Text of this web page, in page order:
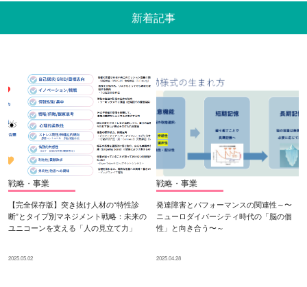
新着記事
戦略・事業
【完全保存版】突き抜け人材の“特性診
断”とタイプ別マネジメント戦略：未来の
ユニコーンを支える「人の見立て力」
2025.05.02
戦略・事業
発達障害とパフォーマンスの関連性～〜
ニューロダイバーシティ時代の「脳の個
性」と向き合う〜～
2025.04.28